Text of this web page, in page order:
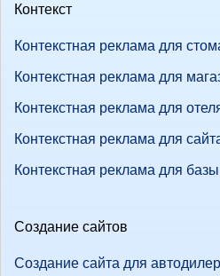
Контекст
Контекстная реклама для
Контекстная реклама для
Контекстная реклама для
Контекстная реклама для
Контекстная реклама для
Создание сайтов
Создание сайта для